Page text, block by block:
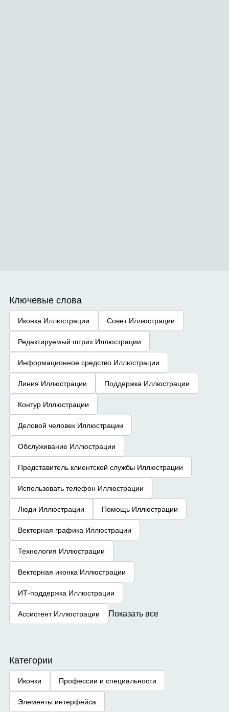
Ключевые слова
Иконка Иллюстрации Совет Иллюстрации
Редактируемый штрих Иллюстрации
Информационное средство Иллюстрации
Линия Иллюстрации Поддержка Иллюстрации
Контур Иллюстрации
Деловой человек Иллюстрации
Обслуживание Иллюстрации
Представитель клиентской службы Иллюстрации
Использовать телефон Иллюстрации
Люди Иллюстрации Помощь Иллюстрации
Векторная графика Иллюстрации
Технология Иллюстрации
Векторная иконка Иллюстрации
ИТ-поддержка Иллюстрации
Ассистент Иллюстрации Показать все
Категории
Иконки Профессии и специальности
Элементы интерфейса